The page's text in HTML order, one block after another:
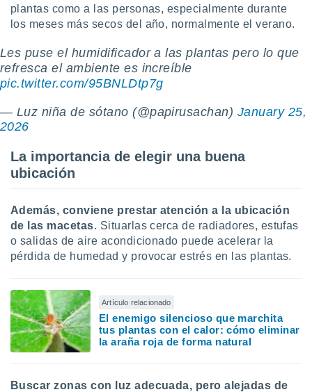
plantas como a las personas, especialmente durante
los meses más secos del año, normalmente el verano.
Les puse el humidificador a las plantas pero lo que
refresca el ambiente es increíble
pic.twitter.com/95BNLDtp7g
— Luz niña de sótano (@papirusachan) January 25,
2026
La importancia de elegir una buena
ubicación
Además, conviene prestar atención a la ubicación
de las macetas. Situarlas cerca de radiadores, estufas
o salidas de aire acondicionado puede acelerar la
pérdida de humedad y provocar estrés en las plantas.
Artículo relacionado
El enemigo silencioso que marchita
tus plantas con el calor: cómo eliminar
la araña roja de forma natural
Buscar zonas con luz adecuada, pero alejadas de